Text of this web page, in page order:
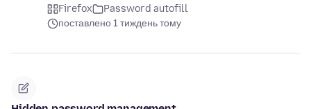
Firefox
Password autofill
поставлено 1 тиждень тому